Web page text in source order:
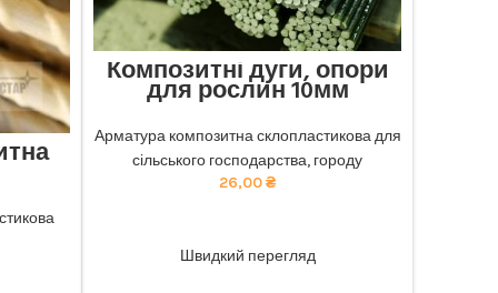
Композитні дуги, опори
для рослин 10мм
наша композитна арматура забезпечує
найкращу якість. тел 068-921-45-45
Арматура композитна склопластикова для
сільського господарства, городу
26,00₴
Швидкий перегляд